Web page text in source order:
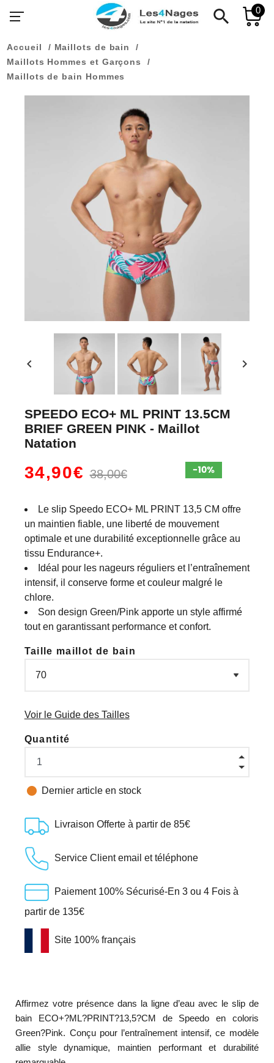
search 0
Accueil
Maillots de bain
Maillots Hommes et Garçons
Maillots de bain Hommes
chevron_left chevron_right
SPEEDO ECO+ ML PRINT 13.5CM
BRIEF GREEN PINK - Maillot
Natation
34,90€38,00€
Le slip Speedo ECO+ ML PRINT 13,5 CM offre
un maintien fiable, une liberté de mouvement
optimale et une durabilité exceptionnelle grâce au
tissu Endurance+.
Idéal pour les nageurs réguliers et l’entraînement
intensif, il conserve forme et couleur malgré le
chlore.
Son design Green/Pink apporte un style affirmé
tout en garantissant performance et confort.
Taille maillot de bain
Voir le Guide des Tailles
Quantité
 Dernier article en stock
Livraison Offerte à partir de 85€
Service Client email et téléphone
Paiement 100% Sécurisé-En 3 ou 4 Fois à
partir de 135€
Site 100% français
Affirmez votre présence dans la ligne d’eau avec le slip de
bain ECO+?ML?PRINT?13,5?CM de Speedo en coloris
Green?Pink. Conçu pour l’entraînement intensif, ce modèle
allie style dynamique, maintien performant et durabilité